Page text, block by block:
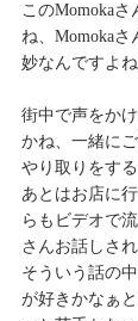
このMomoka
ね、Momoka
妙なんですよね
街中で声をか
かね、一緒に
やり取りをす
あとはお店に
らもビデオで
さんお話しさ
そういう話の
が好きかなぁ